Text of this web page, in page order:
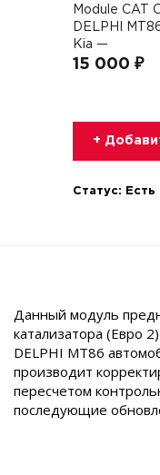
Module CAT
DELPHI
Kia —
15 000 ₽
+
Статус: Есть
Данный модуль
катализатора (Евро
DELPHI MT86
производит
пересчетом
последующие